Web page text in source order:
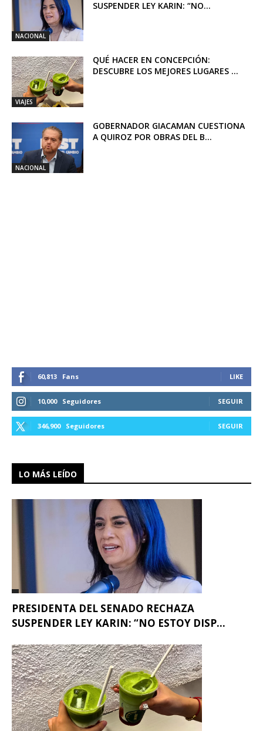
NACIONAL
SUSPENDER LEY KARIN: “NO...
VIAJES
QUÉ HACER EN CONCEPCIÓN:
DESCUBRE LOS MEJORES LUGARES ...
NACIONAL
GOBERNADOR GIACAMAN CUESTIONA
A QUIROZ POR OBRAS DEL B...
60,813 Fans LIKE
10,000 Seguidores SEGUIR
346,900 Seguidores SEGUIR
LO MÁS LEÍDO
PRESIDENTA DEL SENADO RECHAZA
SUSPENDER LEY KARIN: “NO ESTOY DISP...